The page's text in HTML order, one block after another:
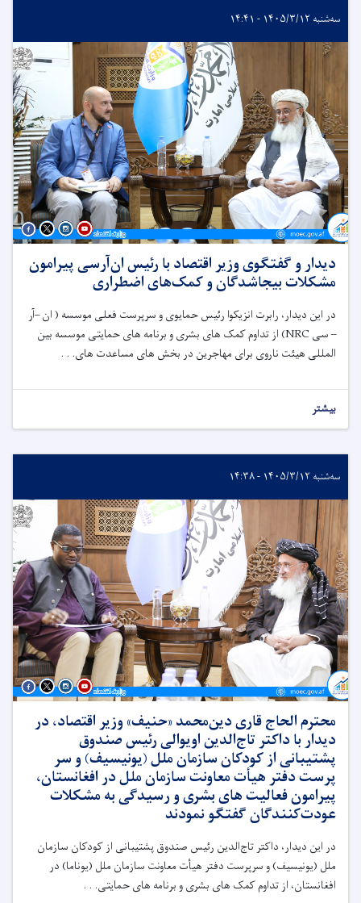
سه‌شنبه ۱۴۰۵/۳/۱۲ - ۱۴:۴۱
دیدار و گفتگوی وزیر اقتصاد با رئیس ان‌آر‌سی پیرامون
مشکلات بیجاشدگان و کمک‌های اضطراری
در این دیدار، رابرت انزیکوا رئیس حمایوی و سرپرست فعلی موسسه ( ان –آر
– سی NRC) از تداوم کمک های بشری و برنامه های حمایتی موسسه بین
المللی هیئت ناروی برای مهاجرین در بخش های مساعدت های. . .
بیشتر
سه‌شنبه ۱۴۰۵/۳/۱۲ - ۱۴:۳۸
محترم الحاج قاری دین‌محمد «حنیف» وزیر اقتصاد، در
دیدار با داکتر تاج‌الدین اویوالی رئیس صندوق
پشتیبانی از کودکان سازمان ملل (یونیسیف) و سر
پرست دفتر هیأت معاونت سازمان ملل در افغانستان،
پیرامون فعالیت های بشری و رسیدگی به مشکلات
عودت‌کنندگان گفتگو نمودند
در این دیدار، داکتر تاج‌الدین رئیس صندوق پشتیبانی از کودکان سازمان
ملل (یونیسیف) و سرپرست دفتر هیأت معاونت سازمان ملل (یوناما) در
افغانستان، از تداوم کمک های بشری و برنامه های حمایتی. . .